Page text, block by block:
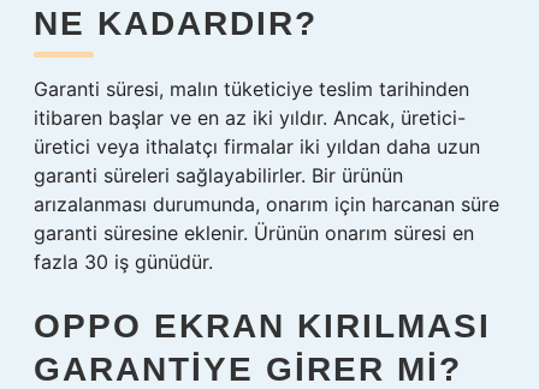
NE KADARDIR?
Garanti süresi, malın tüketiciye teslim tarihinden
itibaren başlar ve en az iki yıldır. Ancak, üretici-
üretici veya ithalatçı firmalar iki yıldan daha uzun
garanti süreleri sağlayabilirler. Bir ürünün
arızalanması durumunda, onarım için harcanan süre
garanti süresine eklenir. Ürünün onarım süresi en
fazla 30 iş günüdür.
OPPO EKRAN KIRILMASI
GARANTIYE GIRER MI?